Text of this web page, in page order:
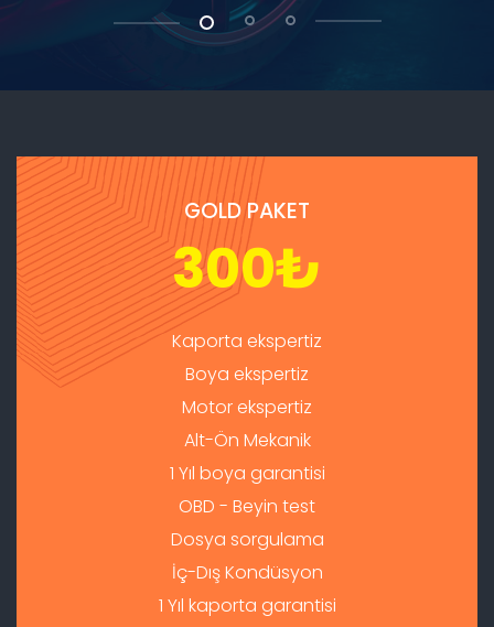
GOLD PAKET
300₺
Kaporta ekspertiz
Boya ekspertiz
Motor ekspertiz
Alt-Ön Mekanik
1 Yıl boya garantisi
OBD - Beyin test
Dosya sorgulama
İç-Dış Kondüsyon
1 Yıl kaporta garantisi